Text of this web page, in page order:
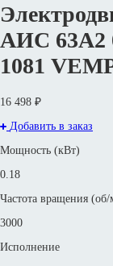
АИС 63А2
1081
16 498 ₽
Добавить в заказ
Мощность (кВт)
0.18
Частота вращения
3000
Исполнение